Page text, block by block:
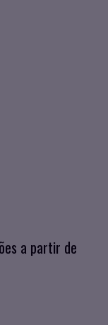
a partir de